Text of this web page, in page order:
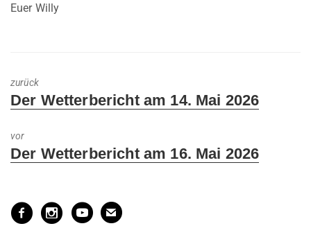
Euer Willy
zurück
Previous
Der Wetterbericht am 14. Mai 2026
vor
Next
Der Wetterbericht am 16. Mai 2026